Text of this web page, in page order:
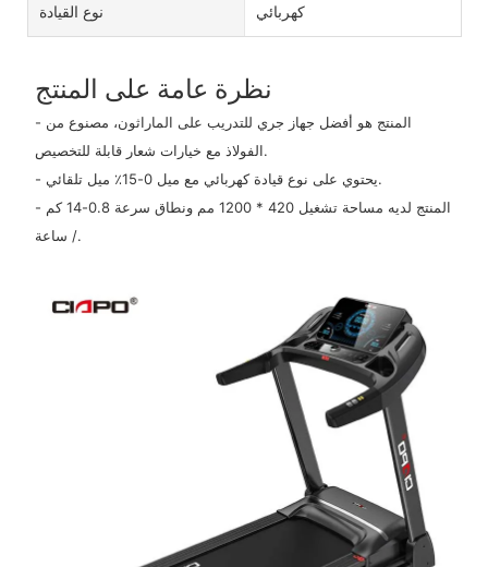
نوع القيادة كهربائي
نظرة عامة على المنتج
- المنتج هو أفضل جهاز جري للتدريب على الماراثون، مصنوع من
الفولاذ مع خيارات شعار قابلة للتخصيص.
- يحتوي على نوع قيادة كهربائي مع ميل 0-15٪ ميل تلقائي.
- المنتج لديه مساحة تشغيل 420 * 1200 مم ونطاق سرعة 0.8-14 كم
/ ساعة.